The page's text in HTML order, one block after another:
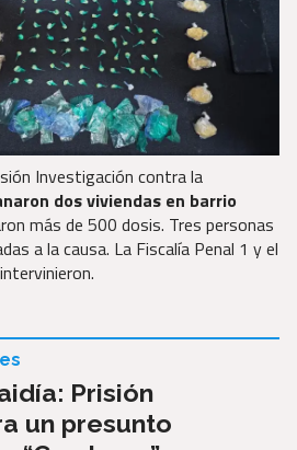
Investigación contra la
dos viviendas en barrio
más de 500 dosis. Tres personas
a la causa. La Fiscalía Penal 1 y el
Prisión
un presunto